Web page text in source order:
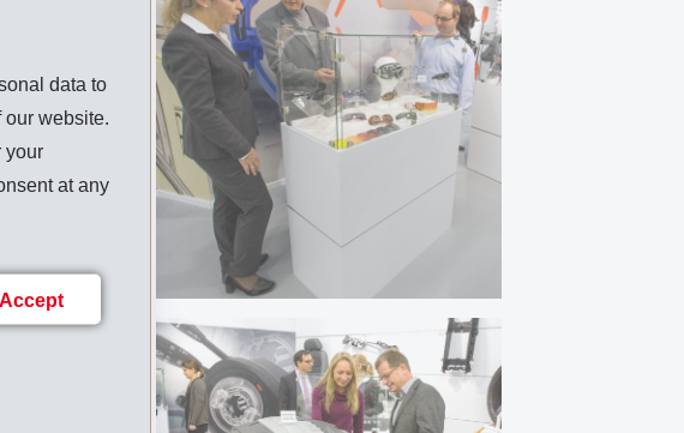
data to
our website.
your
at any
Accept
und
lassen
Werkplatz
Zeiten.
Beer)